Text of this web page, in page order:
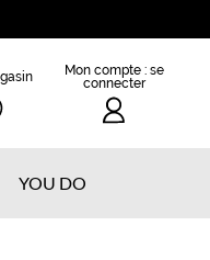
Mon compte : se
connecter
YOU DO